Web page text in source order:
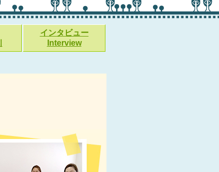
インタビュー
Interview